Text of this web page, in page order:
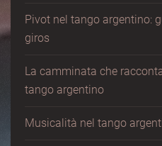
Pivot nel tango argentino:
giros
La camminata che
tango argentino
Musicalità nel tango